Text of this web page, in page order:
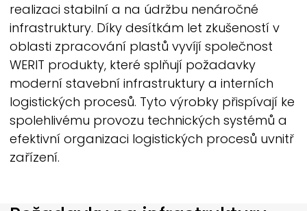
realizaci stabilní a na údržbu nenáročné
infrastruktury. Díky desítkám let zkušeností v
oblasti zpracování plastů vyvíjí společnost
WERIT produkty, které splňují požadavky
moderní stavební infrastruktury a interních
logistických procesů. Tyto výrobky přispívají ke
spolehlivému provozu technických systémů a
efektivní organizaci logistických procesů uvnitř
zařízení.